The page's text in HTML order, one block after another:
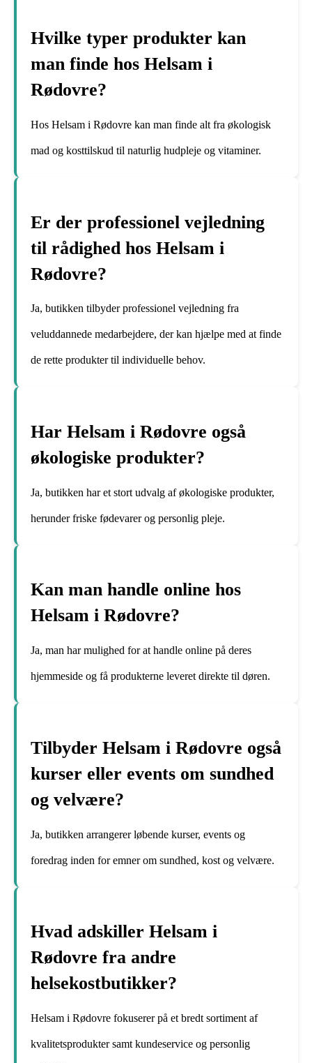
Hvilke typer produkter kan
man finde hos Helsam i
Rødovre?
Hos Helsam i Rødovre kan man finde alt fra økologisk
mad og kosttilskud til naturlig hudpleje og vitaminer.
Er der professionel vejledning
til rådighed hos Helsam i
Rødovre?
Ja, butikken tilbyder professionel vejledning fra
veluddannede medarbejdere, der kan hjælpe med at finde
de rette produkter til individuelle behov.
Har Helsam i Rødovre også
økologiske produkter?
Ja, butikken har et stort udvalg af økologiske produkter,
herunder friske fødevarer og personlig pleje.
Kan man handle online hos
Helsam i Rødovre?
Ja, man har mulighed for at handle online på deres
hjemmeside og få produkterne leveret direkte til døren.
Tilbyder Helsam i Rødovre også
kurser eller events om sundhed
og velvære?
Ja, butikken arrangerer løbende kurser, events og
foredrag inden for emner om sundhed, kost og velvære.
Hvad adskiller Helsam i
Rødovre fra andre
helsekostbutikker?
Helsam i Rødovre fokuserer på et bredt sortiment af
kvalitetsprodukter samt kundeservice og personlig